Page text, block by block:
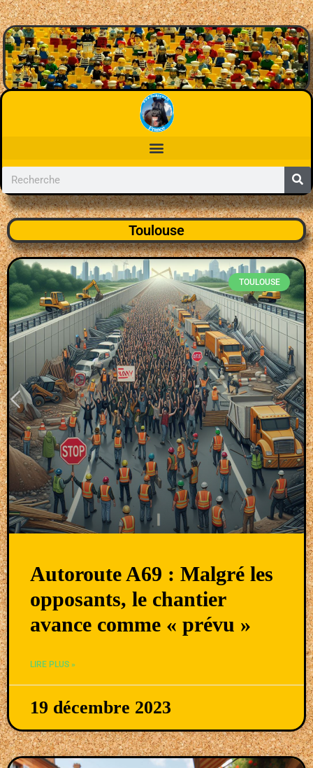
Toulouse
TOULOUSE
Autoroute A69 : Malgré les
opposants, le chantier
avance comme « prévu »
LIRE PLUS »
19 décembre 2023